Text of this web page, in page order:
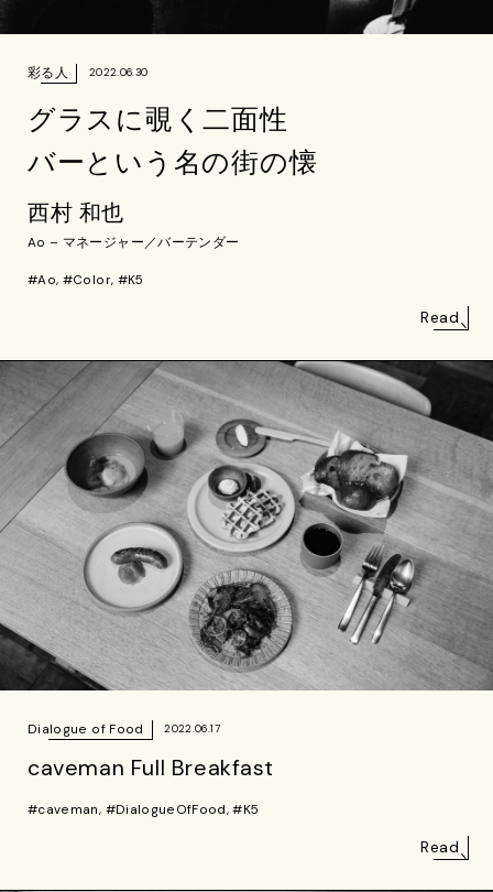
彩る人 2022.06.30
グラスに覗く二面性
バーという名の街の懐
西村 和也
Ao – マネージャー／バーテンダー
#Ao, #Color, #K5
Read
Dialogue of Food 2022.06.17
caveman Full Breakfast
#caveman, #DialogueOfFood, #K5
Read